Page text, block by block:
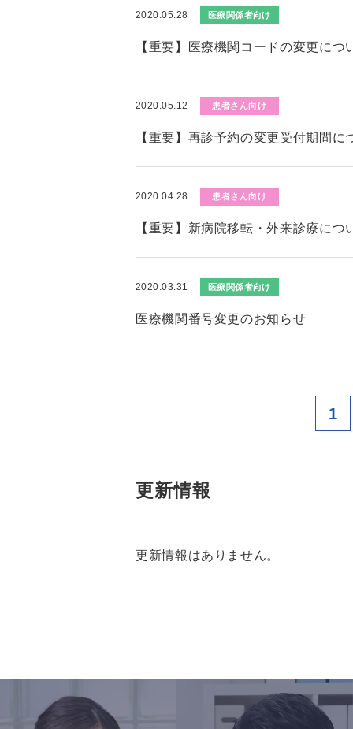
2020.05.28 医療関係者向け
【重要】医療機関コードの変更につ
2020.05.12 患者さん向け
【重要】再診予約の変更受付期間に
2020.04.28 患者さん向け
【重要】新病院移転・外来診療につ
2020.03.31 医療関係者向け
医療機関番号変更のお知らせ
1
更新情報
更新情報はありません。